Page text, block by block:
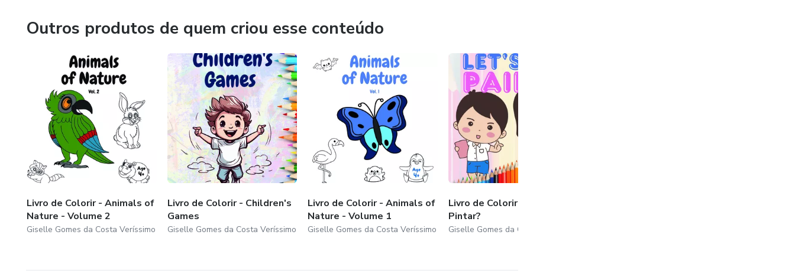
Outros produtos de quem criou esse conteúdo
Livro de Colorir - Animals of
Nature - Volume 2
Giselle Gomes da Costa Veríssimo
Livro de Colorir - Children's
Games
Giselle Gomes da Costa Veríssimo
Livro de Colorir - Animals of
Nature - Volume 1
Giselle Gomes da Costa Veríssimo
Livro de Colorir Vamos
Pintar?
Giselle Gomes da Costa Veríssimo